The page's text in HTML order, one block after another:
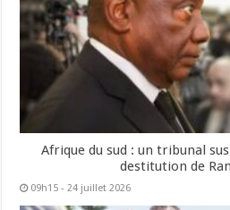
Afrique du sud : un tribunal
destitution de
09h15 - 24 juillet 2026